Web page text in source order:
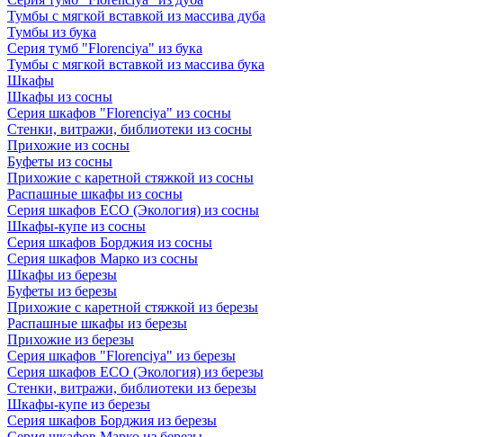
Тумбы с мягкой вставкой из массива дуба
Тумбы из бука
Серия тумб "Florenciya" из бука
Тумбы с мягкой вставкой из массива бука
Шкафы
Шкафы из сосны
Серия шкафов "Florenciya" из сосны
Стенки, витражи, библиотеки из сосны
Прихожие из сосны
Буфеты из сосны
Прихожие с каретной стяжкой из сосны
Распашные шкафы из сосны
Серия шкафов ECO (Экология) из сосны
Шкафы-купе из сосны
Серия шкафов Борджия из сосны
Серия шкафов Марко из сосны
Шкафы из березы
Буфеты из березы
Прихожие с каретной стяжкой из березы
Распашные шкафы из березы
Прихожие из березы
Серия шкафов "Florenciya" из березы
Серия шкафов ECO (Экология) из березы
Стенки, витражи, библиотеки из березы
Шкафы-купе из березы
Серия шкафов Борджия из березы